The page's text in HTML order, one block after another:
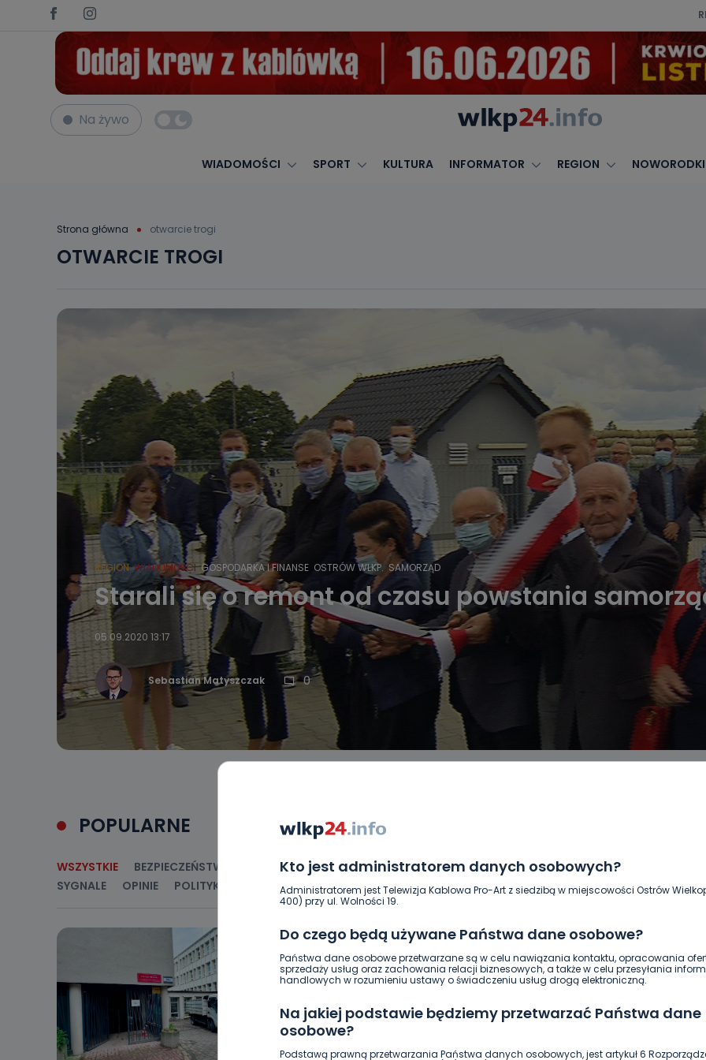
Na żywo
WIADOMOŚCI SPORT KULTURA INFORMATOR REGION NOWORODKI
Strona główna otwarcie trogi
Kto jest administratorem danych osobowych?
Administratorem jest Telewizja Kablowa Pro-Art z siedzibą w miejscowości Ostrów
400) przy ul. Wolności 19.
Do czego będą używane Państwa dane osobowe?
Państwa dane osobowe przetwarzane są w celu nawiązania kontaktu, opracowania
sprzedaży usług oraz zachowania relacji biznesowych, a także w celu przesyłania
handlowych w rozumieniu ustawy o świadczeniu usług drogą elektroniczną.
Na jakiej podstawie będziemy przetwarzać Państwa dane
osobowe?
Podstawą prawną przetwarzania Państwa danych osobowych, jest artykuł 6
OTWARCIE TROGI
REGION WIADOMOŚCI GOSPODARKA I FINANSE OSTRÓW WLKP. SAMORZĄD
Starali się o remont od czasu powstania
05.09.2020 13:17
Sebastian Matyszczak 0
POPULARNE
WSZYSTKIE BEZPIECZEŃSTWO CIEKAWOSTKI EDUKACJA GOSPODARKA I FINANSE HISTORIA
SYGNALE
OPINIE POLITYKA RELIGIA SAMORZĄD ŚRODOWISKO WASZE INFO WSZYSTKICH ŚWIĘTYCH